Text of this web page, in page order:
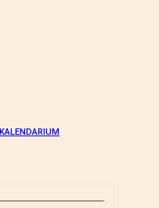
KALENDARIUM